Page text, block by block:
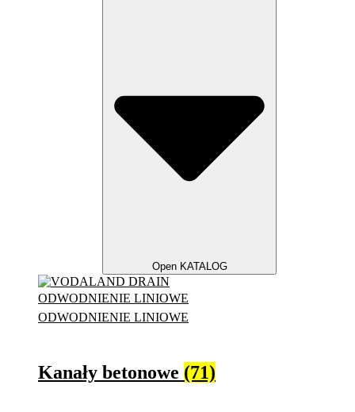
Open KATALOG
ODWODNIENIE LINIOWE
ODWODNIENIE LINIOWE
Kanały betonowe (71)